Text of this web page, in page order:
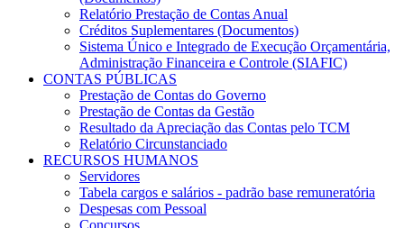
Relatório Prestação de Contas Anual
Créditos Suplementares (Documentos)
Sistema Único e Integrado de Execução Orçamentária,
Administração Financeira e Controle (SIAFIC)
CONTAS PÚBLICAS
Prestação de Contas do Governo
Prestação de Contas da Gestão
Resultado da Apreciação das Contas pelo TCM
Relatório Circunstanciado
RECURSOS HUMANOS
Servidores
Tabela cargos e salários - padrão base remuneratória
Despesas com Pessoal
Concursos